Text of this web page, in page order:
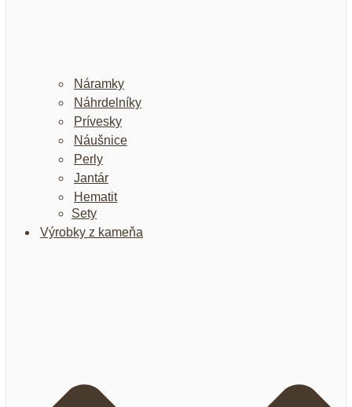
Náramky
Náhrdelníky
Prívesky
Náušnice
Perly
Jantár
Hematit
Sety
Výrobky z kameňa